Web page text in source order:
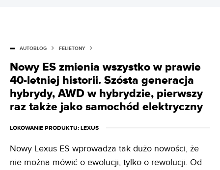
AUTOBLOG FELIETONY
Nowy ES zmienia wszystko w prawie
40-letniej historii. Szósta generacja
hybrydy, AWD w hybrydzie, pierwszy
raz także jako samochód elektryczny
LOKOWANIE PRODUKTU: LEXUS
Nowy Lexus ES wprowadza tak dużo nowości, że
nie można mówić o ewolucji, tylko o rewolucji. Od